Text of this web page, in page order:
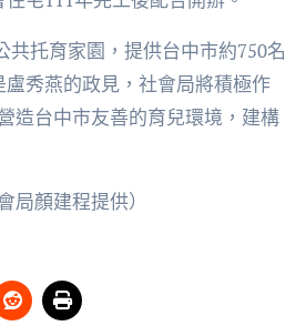
托育家園，提供台中市約750名
秀燕的政見，社會局將積極作
造台中市友善的育兒環境，建構
顏建程提供）